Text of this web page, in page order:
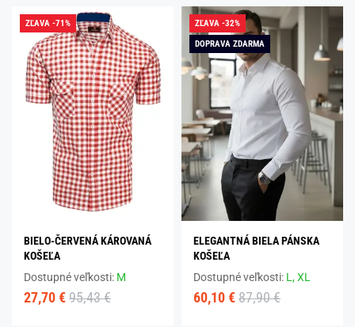
ZĽAVA -71%
BIELO-ČERVENÁ KÁROVANÁ
KOŠEĽA
Dostupné veľkosti: M
27,70 € 95,43 €
ZĽAVA -32%
DOPRAVA ZDARMA
ELEGANTNÁ BIELA PÁNSKA
KOŠEĽA
Dostupné veľkosti: L,XL
60,10 € 87,90 €